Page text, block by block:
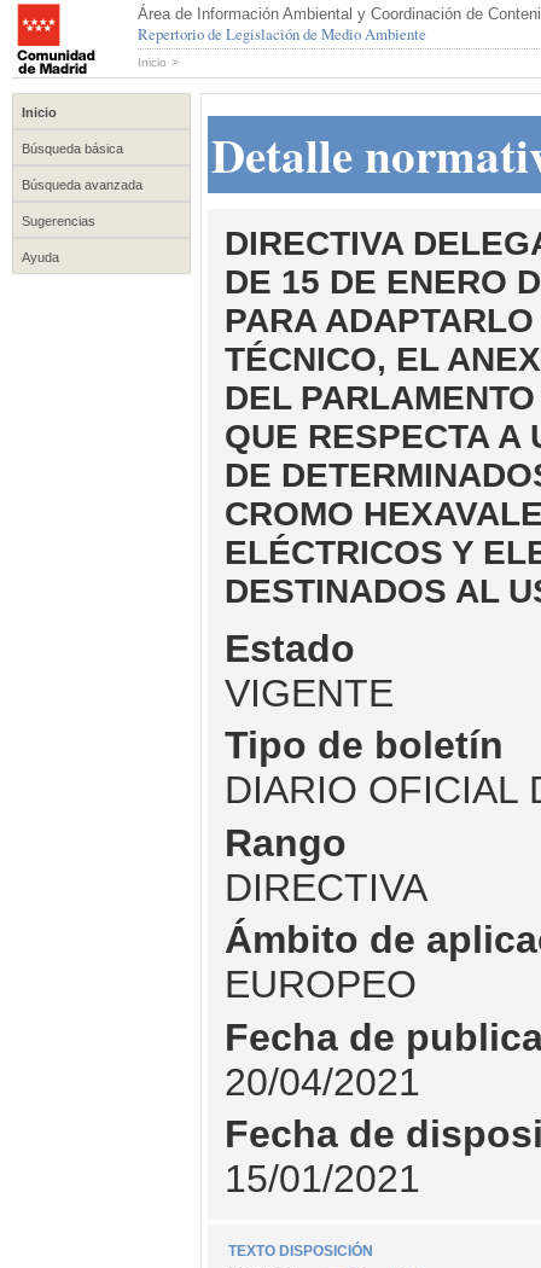
Área de Información Ambiental y Coordinación de
Repertorio de Legislación de Medio Ambiente
Inicio >
Inicio
Búsqueda básica
Búsqueda avanzada
Sugerencias
Ayuda
Detalle
DIRECTIVA
DE 15 DE ENERO
PARA
TÉCNICO, EL
DEL
QUE RESPECTA A
DE
CROMO
ELÉCTRICOS Y
DESTINADOS AL
Estado
VIGENTE
Tipo de boletín
DIARIO OFICIAL
Rango
DIRECTIVA
Ámbito de
EUROPEO
Fecha de
20/04/2021
Fecha de
15/01/2021
TEXTO DISPOSICIÓN